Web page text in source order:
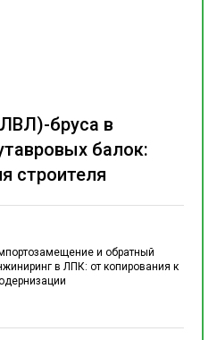
и обратный
в ЛПК: от копирования к
бруса в
балок:
строителя